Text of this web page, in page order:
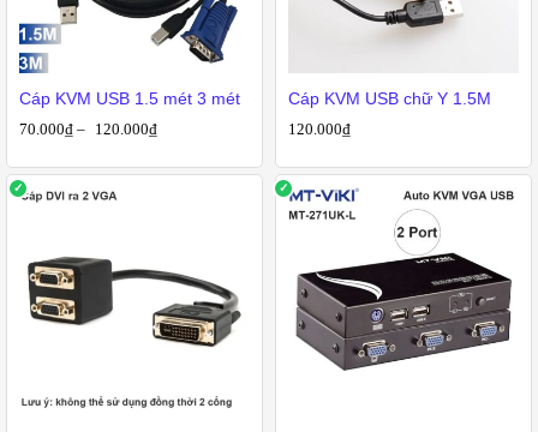
Cáp KVM USB 1.5 mét 3 mét
70.000₫ – 120.000₫
Cáp KVM USB chữ Y 1.5M
120.000₫